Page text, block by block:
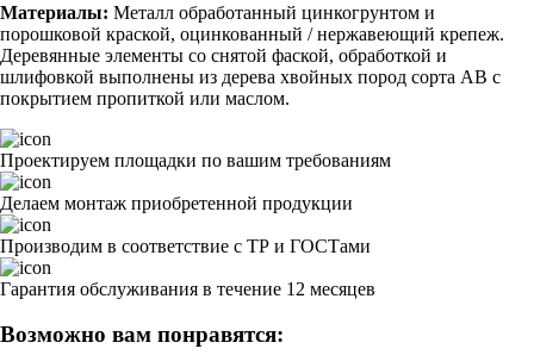
Материалы: Металл обработанный цинкогрунтом и
порошковой краской, оцинкованный / нержавеющий крепеж.
Деревянные элементы со снятой фаской, обработкой и
шлифовкой выполнены из дерева хвойных пород сорта АВ с
покрытием пропиткой или маслом.
Проектируем площадки по вашим требованиям
Делаем монтаж приобретенной продукции
Производим в соответствие с ТР и ГОСТами
Гарантия обслуживания в течение 12 месяцев
Возможно вам понравятся: